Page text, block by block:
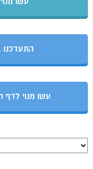
התעדכנו
עשו מנוי לדף